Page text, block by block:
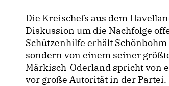
Die Kreischefs aus dem
Diskussion um die Nachfolge
Schützenhilfe erhält
sondern von einem seiner
Märkisch-Oderland spricht von
vor große Autorität in der